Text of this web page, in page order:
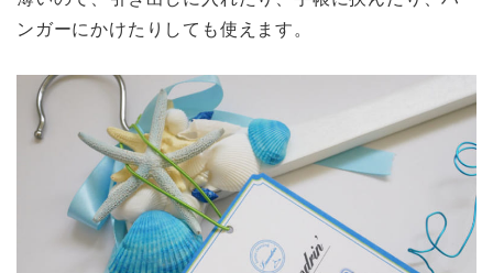
ンガーにかけたりしても使えます。